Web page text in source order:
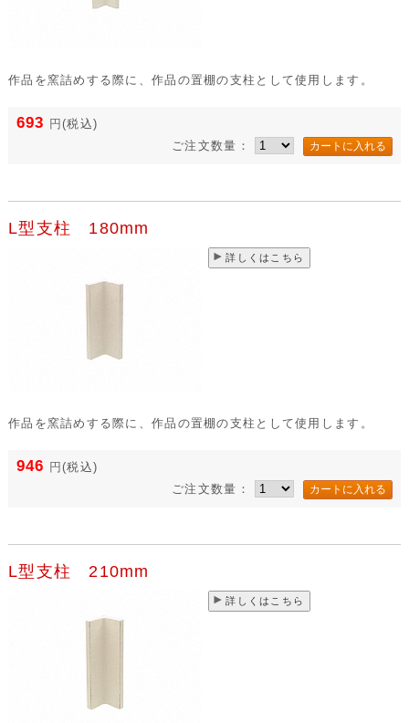
作品を窯詰めする際に、作品の置棚の支柱として使用します。
693 円 (税込)
ご注文数量：
L型支柱 180mm
詳しくはこちら
作品を窯詰めする際に、作品の置棚の支柱として使用します。
946 円 (税込)
ご注文数量：
L型支柱 210mm
詳しくはこちら